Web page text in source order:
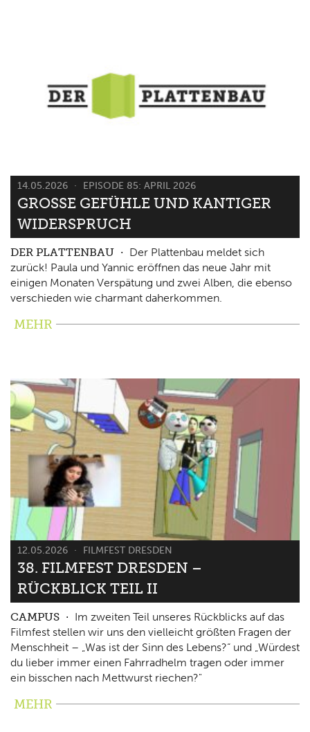
14.05.2026 EPISODE 85: APRIL 2026
GROSSE GEFÜHLE UND KANTIGER W
IDERSPRUCH
DER PLATTENBAU
Der Plattenbau meldet sich
zurück! Paula und Yannic eröffnen das neue Jahr mit
einigen Monaten Verspätung und zwei Alben, die ebenso
verschieden wie charmant daherkommen.
MEHR
12.05.2026 FILMFEST DRESDEN
38. FILMFEST DRESDEN –
RÜCKBLICK TEIL II
CAMPUS
Im zweiten Teil unseres Rückblicks auf das
Filmfest stellen wir uns den vielleicht größten Fragen der
Menschheit – „Was ist der Sinn des Lebens?“ und „Würdest
du lieber immer einen Fahrradhelm tragen oder immer
ein bisschen nach Mettwurst riechen?"
MEHR